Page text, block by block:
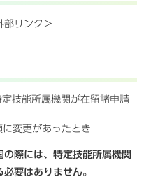
部リンク＞
技能所属機関が在留諸申請
変更があったとき
際には、特定技能所属機関
要はありません。